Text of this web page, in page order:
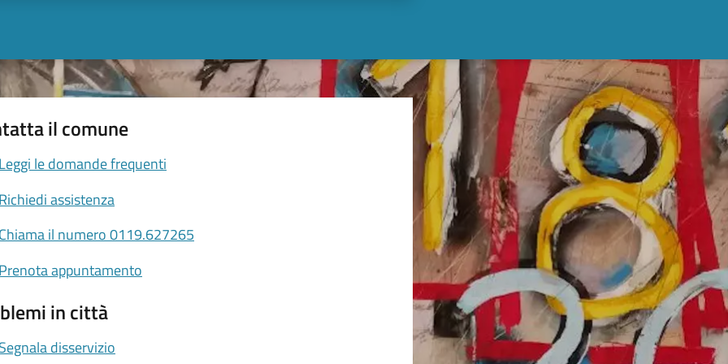
il comune
le domande frequenti
assistenza
il numero 0119.627265
appuntamento
in città
disservizio